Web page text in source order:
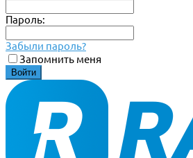
Пароль:
Забыли пароль?
Запомнить меня